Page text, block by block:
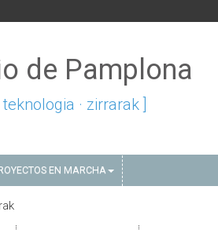
de Pamplona
teknologia · zirrarak ]
EN MARCHA